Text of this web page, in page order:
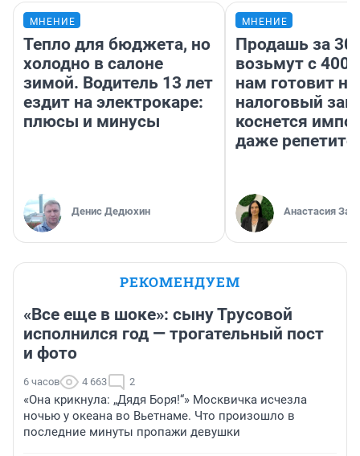
МНЕНИЕ
Тепло для бюджета, но
холодно в салоне
зимой. Водитель 13 лет
ездит на электрокаре:
плюсы и минусы
Денис Дедюхин
МНЕНИЕ
Продашь за
возьмут с
нам готовит
налоговый
коснется
даже
Анастасия
РЕКОМЕНДУЕМ
«Все еще в шоке»: сыну Трусовой
исполнился год — трогательный пост
и фото
6 часов 4 663 2
«Она крикнула: „Дядя Боря!“» Москвичка исчезла
ночью у океана во Вьетнаме. Что произошло в
последние минуты пропажи девушки